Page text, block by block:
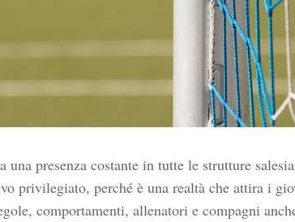
una presenza costante in tutte le strutture
privilegiato, perché è una realtà che attira i
comportamenti, allenatori e compagni